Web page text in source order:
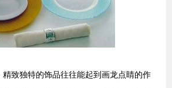
精致独特的饰品往往能起到画龙点睛的作